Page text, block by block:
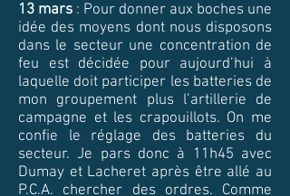
13 mars : Pour donner aux boches une
idée des moyens dont nous disposons
dans le secteur une concentration de
feu est décidée pour aujourd’hui à
laquelle doit participer les batteries de
mon groupement plus l’artillerie de
campagne et les crapouillots. On me
confie le réglage des batteries du
secteur. Je pars donc à 11h45 avec
Dumay et Lacheret après être allé au
P.C.A. chercher des ordres. Comme